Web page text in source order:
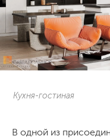
Кухня-гостиная
В одной из